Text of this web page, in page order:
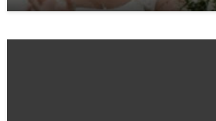
Iván Briceño miércoles octubre 3, 2018